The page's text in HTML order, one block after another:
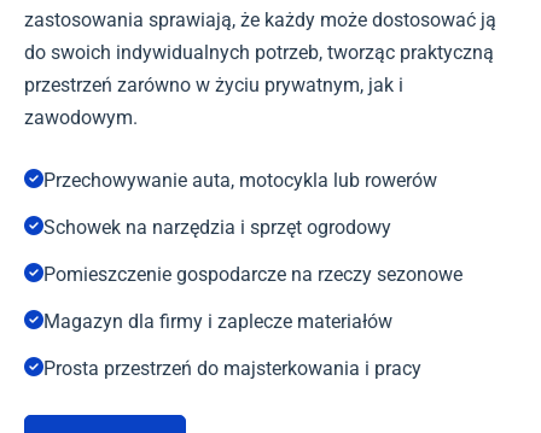
zastosowania sprawiają, że każdy może dostosować ją
do swoich indywidualnych potrzeb, tworząc praktyczną
przestrzeń zarówno w życiu prywatnym, jak i
zawodowym.
Przechowywanie auta, motocykla lub rowerów
Schowek na narzędzia i sprzęt ogrodowy
Pomieszczenie gospodarcze na rzeczy sezonowe
Magazyn dla firmy i zaplecze materiałów
Prosta przestrzeń do majsterkowania i pracy